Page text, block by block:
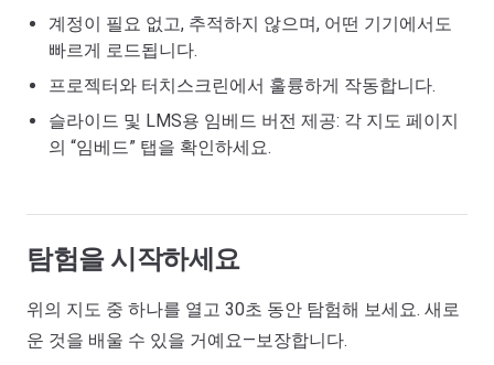
계정이 필요 없고, 추적하지 않으며, 어떤 기기에서도
빠르게 로드됩니다.
프로젝터와 터치스크린에서 훌륭하게 작동합니다.
슬라이드 및 LMS용 임베드 버전 제공: 각 지도 페이지
의 “임베드” 탭을 확인하세요.
탐험을 시작하세요
위의 지도 중 하나를 열고 30초 동안 탐험해 보세요. 새로
운 것을 배울 수 있을 거예요—보장합니다.